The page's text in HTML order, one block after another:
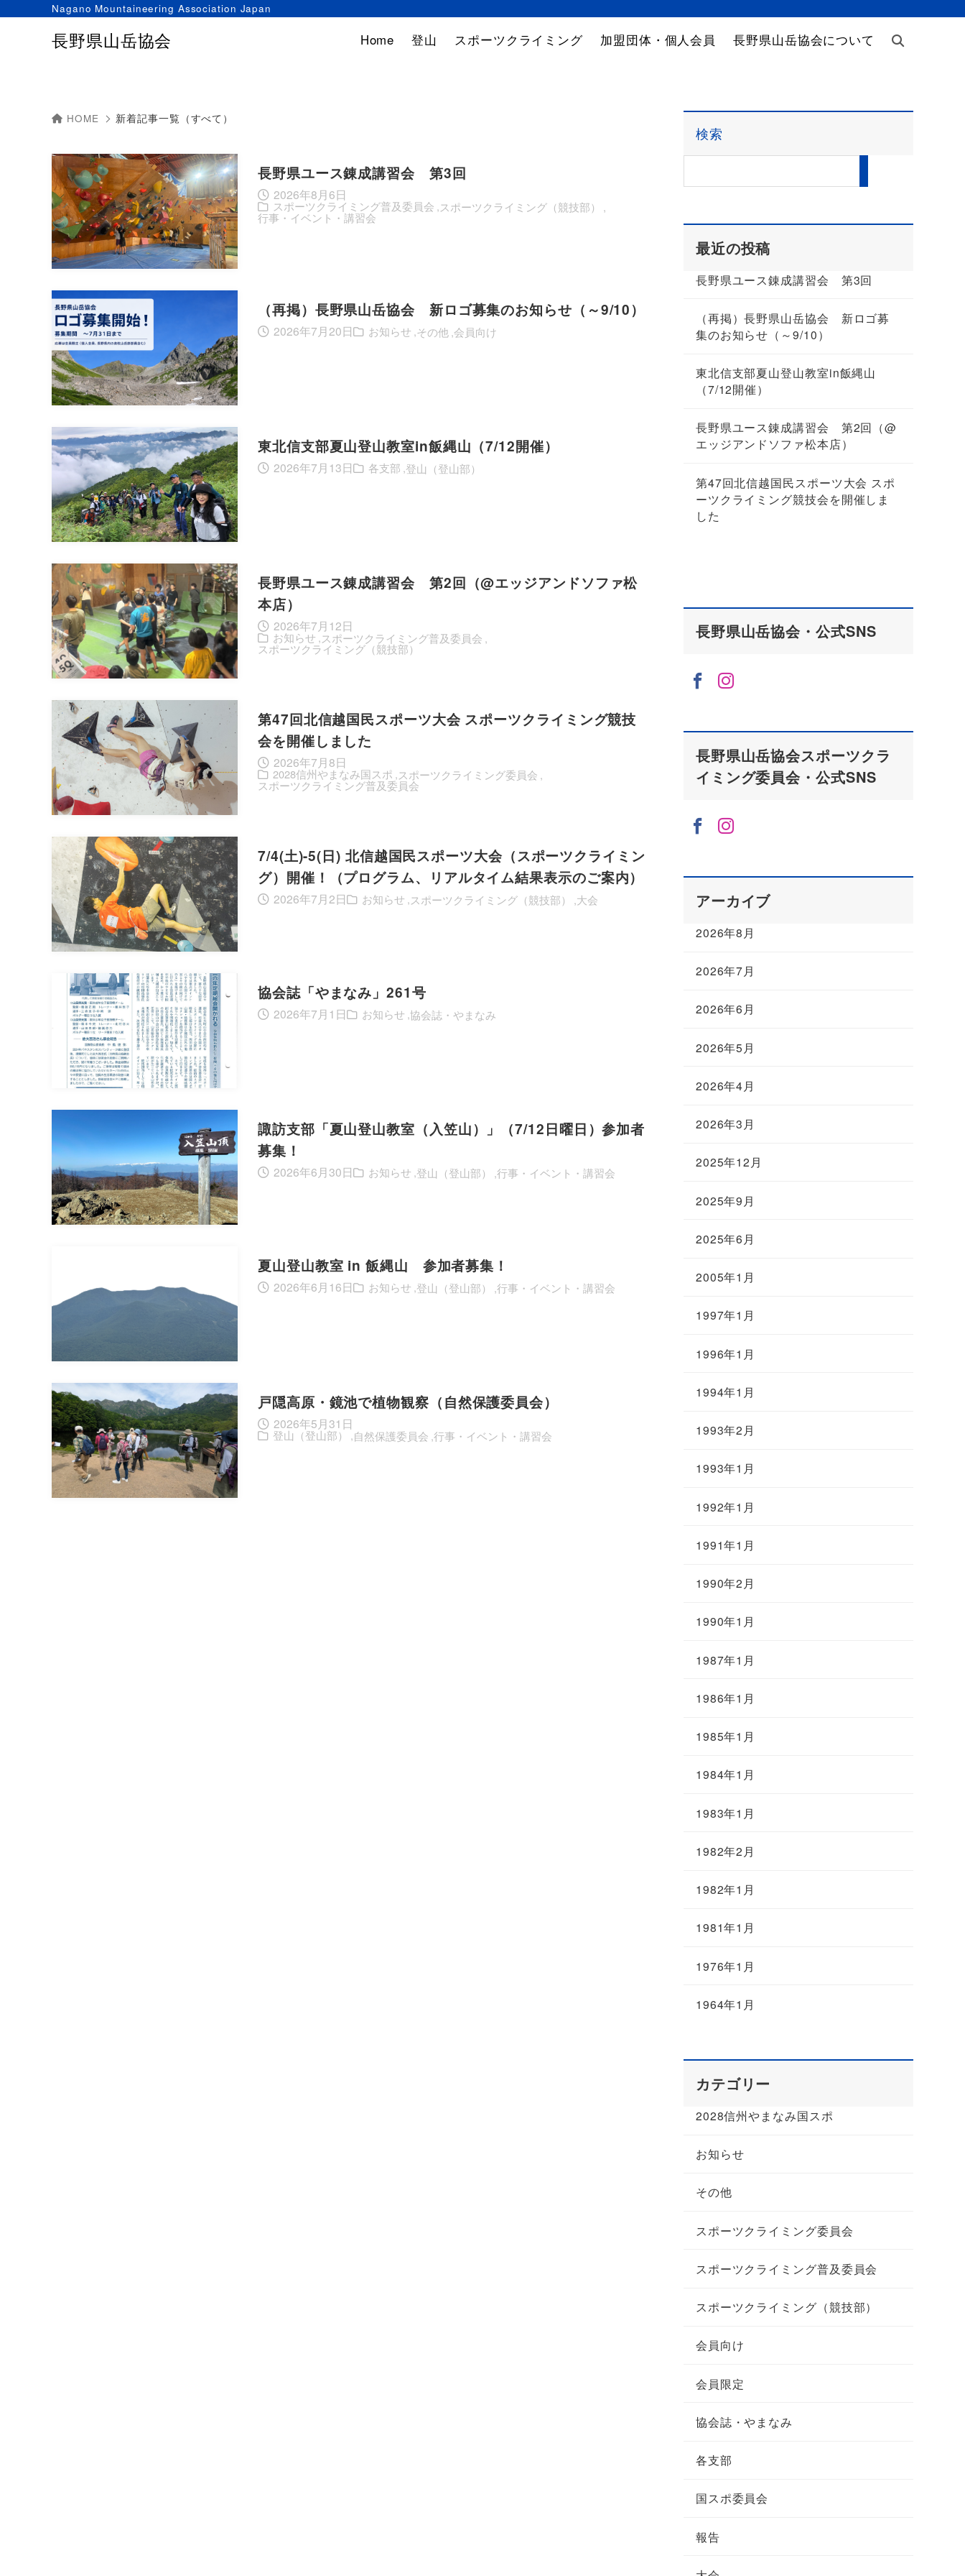
長野県山岳協会
Nagano Mountaineering Association Japan
Home 登山 スポーツクライミング 加盟団体・個人会員 長野県山岳協会について
HOME 新着記事一覧（すべて）
長野県ユース錬成講習会 第3回
2026年8月6日
スポーツクライミング普及委員会 スポーツクライミング（競技部）
行事・イベント・講習会
（再掲）長野県山岳協会 新ロゴ募集のお知らせ（～9/10）
2026年7月20日 お知らせ その他 会員向け
東北信支部夏山登山教室in飯縄山（7/12開催）
2026年7月13日 各支部 登山（登山部）
長野県ユース錬成講習会 第2回（@エッジアンドソファ松
本店）
2026年7月12日
お知らせ スポーツクライミング普及委員会
スポーツクライミング（競技部）
第47回北信越国民スポーツ大会 スポーツクライミング競技
会を開催しました
2026年7月8日
2028信州やまなみ国スポ スポーツクライミング委員会
スポーツクライミング普及委員会
7/4(土)-5(日) 北信越国民スポーツ大会（スポーツクライミン
グ）開催！（プログラム、リアルタイム結果表示のご案内）
2026年7月2日 お知らせ スポーツクライミング（競技部） 大会
協会誌「やまなみ」261号
2026年7月1日 お知らせ 協会誌・やまなみ
諏訪支部「夏山登山教室（入笠山）」（7/12日曜日）参加者
募集！
2026年6月30日 お知らせ 登山（登山部） 行事・イベント・講習会
夏山登山教室 in 飯縄山 参加者募集！
2026年6月16日 お知らせ 登山（登山部） 行事・イベント・講習会
戸隠高原・鏡池で植物観察（自然保護委員会）
2026年5月31日
登山（登山部） 自然保護委員会 行事・イベント・講習会
検索
最近の投稿
長野県ユース錬成講習会 第3回
（再掲）長野県山岳協会 新ロゴ募
集のお知らせ（～9/10）
東北信支部夏山登山教室in飯縄山
（7/12開催）
長野県ユース錬成講習会 第2回（@
エッジアンドソファ松本店）
第47回北信越国民スポーツ大会 スポ
ーツクライミング競技会を開催しま
した
長野県山岳協会・公式SNS
長野県山岳協会スポーツクラ
イミング委員会・公式SNS
アーカイブ
2026年8月
2026年7月
2026年6月
2026年5月
2026年4月
2026年3月
2025年12月
2025年9月
2025年6月
2005年1月
1997年1月
1996年1月
1994年1月
1993年2月
1993年1月
1992年1月
1991年1月
1990年2月
1990年1月
1987年1月
1986年1月
1985年1月
1984年1月
1983年1月
1982年2月
1982年1月
1981年1月
1976年1月
1964年1月
カテゴリー
2028信州やまなみ国スポ
お知らせ
その他
スポーツクライミング委員会
スポーツクライミング普及委員会
スポーツクライミング（競技部）
会員向け
会員限定
協会誌・やまなみ
各支部
国スポ委員会
報告